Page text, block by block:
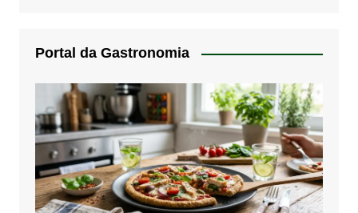
Portal da Gastronomia